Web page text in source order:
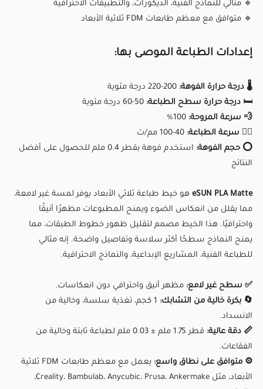
الانسداد.
📏 دقة عالية: قطر 1.75 ملم ± 0.03 ملم لطباعة ثابتة وخالية من
⚙ متوافق على نطاق واسع:
والمزيد.
الجودة ولمسة غير لامعة مميزة، مما يجعل مطبوعاتك أكثر تميزًا
❗ ملاحظة:بسبب نعومة الفلمنت تاكد من عدم شد تروس السحب
في الاكسترودر عليه اكثر من اللازم.
📄 البيانات التقنية
🔹 مثالي للنماذج الفنية، الديكورات، والتطبيقات الاحترافية
🔹 متوافق مع معظم طابعات FDM ثلاثية الأبعاد
إعدادات الطباعة الموصى بها:
🌡️ درجة حرارة الفوهة:
🛏️ درجة حرارة سطح الطباعة:
💨 سرعة المروحة: 100%
🏃‍♂️ سرعة الطباعة:
⭕ حجم الفوهة:
استخدم فوهة بقطر 0.4 ملم للحصول على أفضل
النتائج
eSUN PLA Matte هو خيط طباعة ثلاثي الأبعاد يوفر لمسة غير لامعة،
مما يقلل من انعكاس الضوء ويمنح المطبوعات مظهرًا أنيقًا
واحترافيًا. هذا الخيط مصمم لتقليل ظهور خطوط الطبقات، مما
يمنح النماذج سطحًا أكثر سلاسة وتفاصيل واضحة. إنه مثالي
للطباعة الفنية، المشاريع الإبداعية، والنماذج الاحترافية.
✅ سطح غير لامع: مظهر أنيق واحترافي دون انعكاسات.
🔄 بكرة خالية من التشابك:
1 كجم، تغذية سلسة، وخالية من
الانسداد.
📏 دقة عالية:
قطر 1.75 ملم ± 0.03 ملم لطباعة ثابتة وخالية من
الفقاعات.
⚙ متوافق على نطاق واسع:
يعمل مع معظم طابعات FDM ثلاثية
الأبعاد، مثل Creality، Bambulab، Anycubic، Prusa، Ankermake،